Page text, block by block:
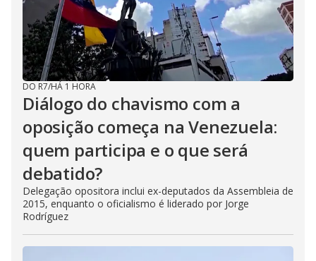
DO R7/HÁ 1 HORA
Diálogo do chavismo com a
oposição começa na Venezuela:
quem participa e o que será
debatido?
Delegação opositora inclui ex-deputados da Assembleia de
2015, enquanto o oficialismo é liderado por Jorge
Rodríguez